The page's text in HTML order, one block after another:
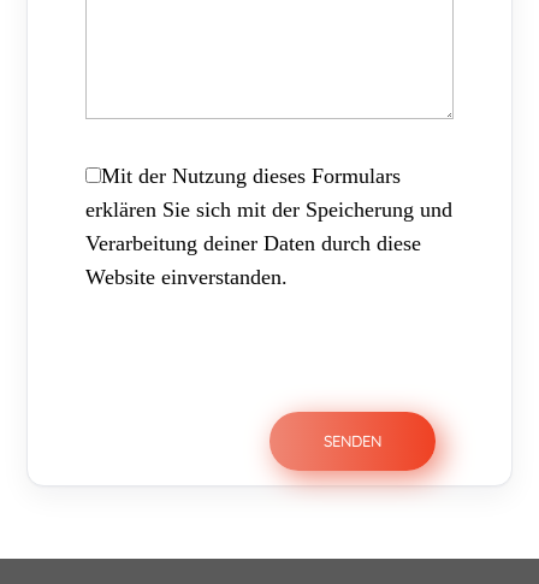
Mit der Nutzung dieses Formulars
erklären Sie sich mit der Speicherung und
Verarbeitung deiner Daten durch diese
Website einverstanden.